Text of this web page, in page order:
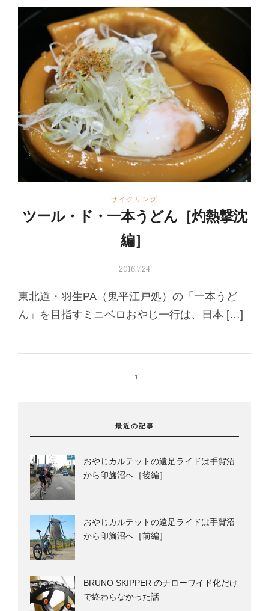
サイクリング
ツール・ド・一本うどん［灼熱撃沈
編］
2016.7.24
東北道・羽生PA（鬼平江戸処）の「一本うど
ん」を目指すミニベロおやじ一行は、日本 […]
1
最近の記事
おやじカルテットの遠足ライドは手賀沼
から印旛沼へ［後編］
おやじカルテットの遠足ライドは手賀沼
から印旛沼へ［前編］
BRUNO SKIPPER のナローワイド化だけ
で終わらなかった話